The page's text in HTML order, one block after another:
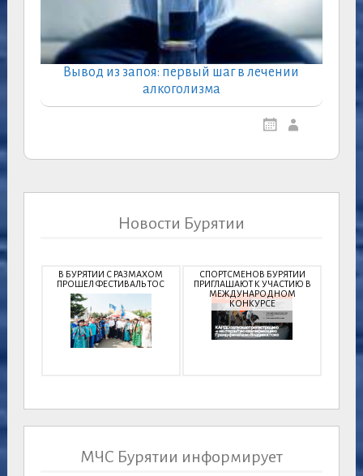
Вывод из запоя: первый шаг в лечении
алкоголизма
Новости Бурятии
В БУРЯТИИ С РАЗМАХОМ
ПРОШЕЛ ФЕСТИВАЛЬ ТОС
СПОРТСМЕНОВ БУРЯТИИ
ПРИГЛАШАЮТ К УЧАСТИЮ В
МЕЖДУНАРОДНОМ
КОНКУРСЕ
МЧС Бурятии информирует